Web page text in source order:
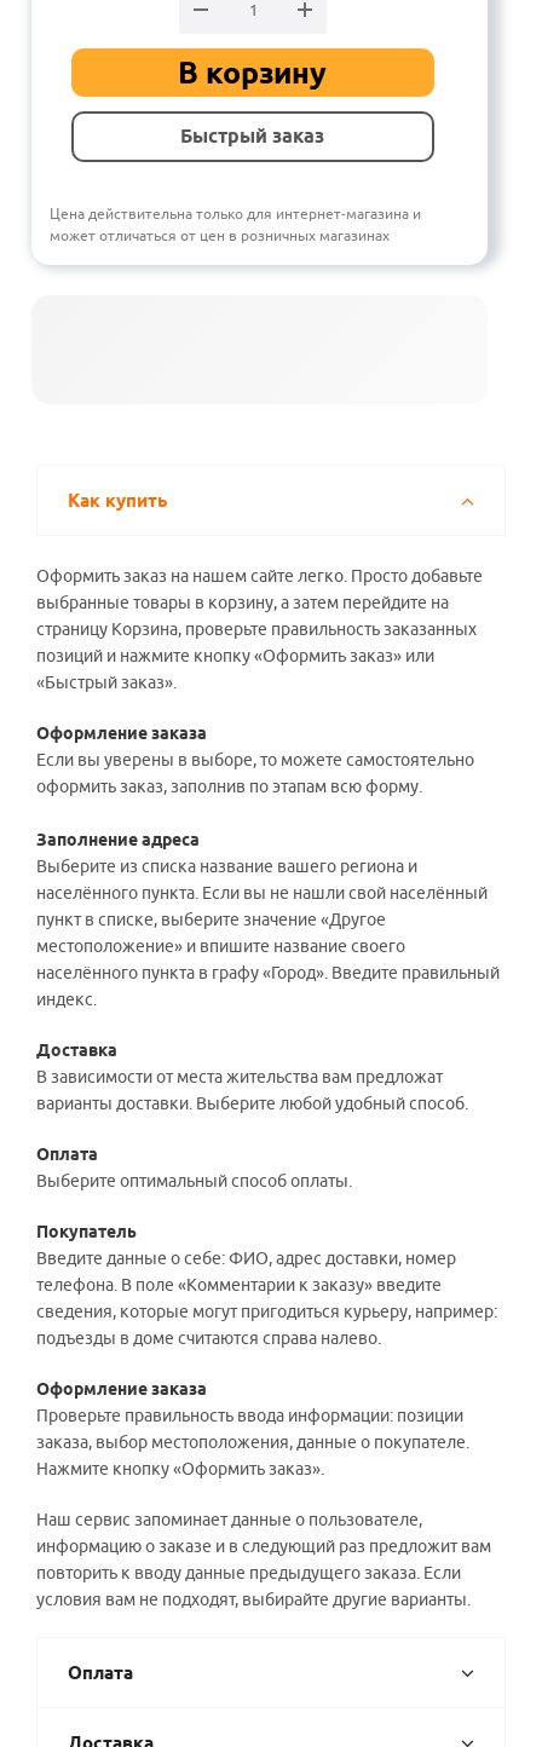
В корзину
Быстрый заказ
Цена действительна только для интернет-магазина и
может отличаться от цен в розничных магазинах
Как купить
Оформить заказ на нашем сайте легко. Просто добавьте
выбранные товары в корзину, а затем перейдите на
страницу Корзина, проверьте правильность заказанных
позиций и нажмите кнопку «Оформить заказ» или
«Быстрый заказ».
Оформление заказа
Если вы уверены в выборе, то можете самостоятельно
оформить заказ, заполнив по этапам всю форму.
Заполнение адреса
Выберите из списка название вашего региона и
населённого пункта. Если вы не нашли свой населённый
пункт в списке, выберите значение «Другое
местоположение» и впишите название своего
населённого пункта в графу «Город». Введите правильный
индекс.
Доставка
В зависимости от места жительства вам предложат
варианты доставки. Выберите любой удобный способ.
Оплата
Выберите оптимальный способ оплаты.
Покупатель
Введите данные о себе: ФИО, адрес доставки, номер
телефона. В поле «Комментарии к заказу» введите
сведения, которые могут пригодиться курьеру, например:
подъезды в доме считаются справа налево.
Оформление заказа
Проверьте правильность ввода информации: позиции
заказа, выбор местоположения, данные о покупателе.
Нажмите кнопку «Оформить заказ».
Наш сервис запоминает данные о пользователе,
информацию о заказе и в следующий раз предложит вам
повторить к вводу данные предыдущего заказа. Если
условия вам не подходят, выбирайте другие варианты.
Оплата